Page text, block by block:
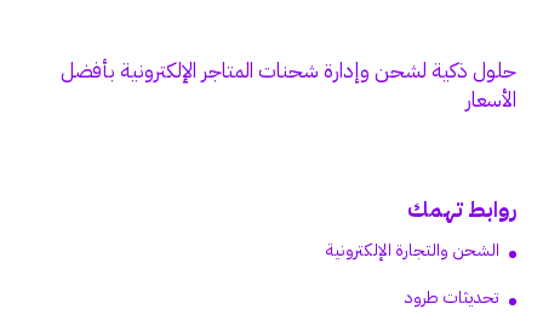
حلول ذكية لشحن وإدارة شحنات المتاجر الإلكترونية بأفضل
الأسعار
روابط تهمك
الشحن والتجارة الإلكترونية
تحديثات طرود